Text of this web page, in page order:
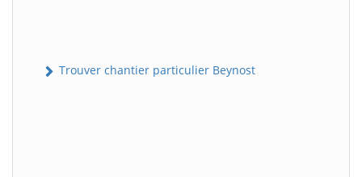
Trouver chantier particulier Beynost